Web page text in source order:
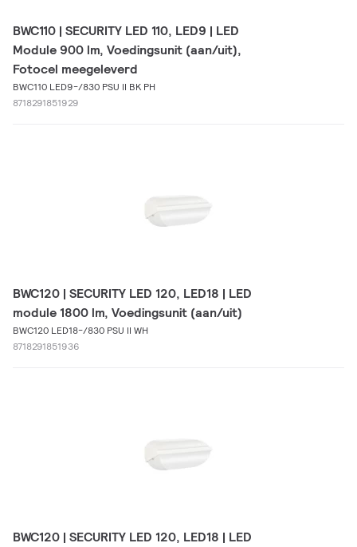
BWC110 | SECURITY LED 110, LED9 | LED
Module 900 lm, Voedingsunit (aan/uit),
Fotocel meegeleverd
BWC110 LED9-/830 PSU II BK PH
8718291851929
BWC120 | SECURITY LED 120, LED18 | LED
module 1800 lm, Voedingsunit (aan/uit)
BWC120 LED18-/830 PSU II WH
8718291851936
BWC120 | SECURITY LED 120, LED18 | LED